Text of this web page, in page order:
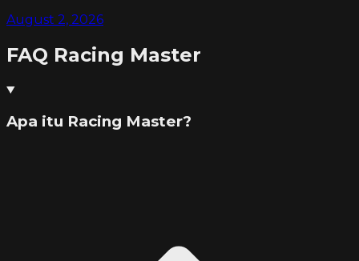
August 2, 2026
FAQ Racing Master
Apa itu Racing Master?